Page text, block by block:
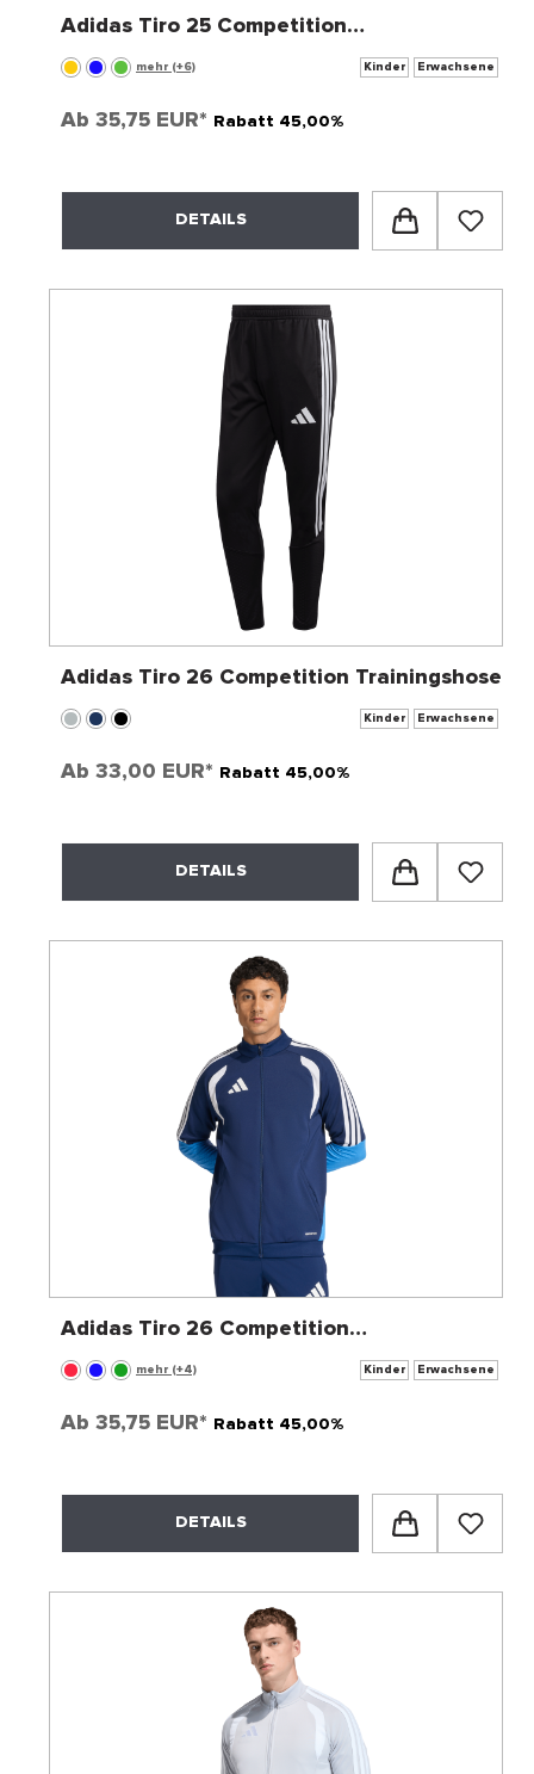
Adidas Tiro 25 Competition
Trainingsjacke
mehr (+6) Kinder Erwachsene
Ab 35,75 EUR* Rabatt 45,00%
DETAILS
Adidas Tiro 26 Competition Trainingshose
Kinder Erwachsene
Ab 33,00 EUR* Rabatt 45,00%
DETAILS
Adidas Tiro 26 Competition
Trainingsjacke
mehr (+4) Kinder Erwachsene
Ab 35,75 EUR* Rabatt 45,00%
DETAILS